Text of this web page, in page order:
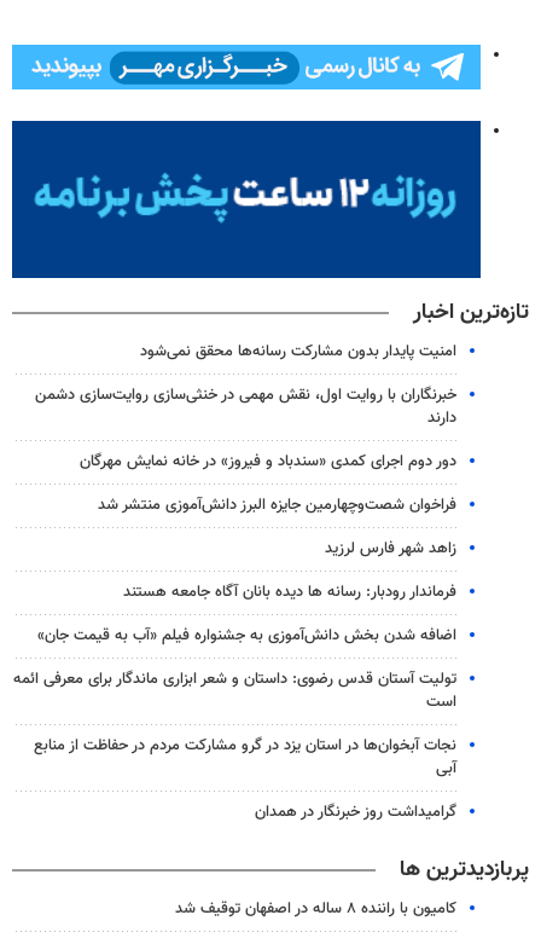
تازه‌ترین اخبار
امنیت پایدار بدون مشارکت رسانه‌ها محقق نمی‌شود
خبرنگاران با روایت اول، نقش مهمی در خنثی‌سازی روایت‌سازی دشمن
دارند
دور دوم اجرای کمدی «سندباد و فیروز» در خانه نمایش مهرگان
فراخوان شصت‌وچهارمین جایزه البرز دانش‌آموزی منتشر شد
زاهد شهر فارس لرزید
فرماندار رودبار: رسانه ها دیده بانان آگاه جامعه هستند
اضافه شدن بخش دانش‌آموزی به جشنواره فیلم «آب به قیمت جان»
تولیت آستان قدس رضوی: داستان و شعر ابزاری ماندگار برای معرفی ائمه
است
نجات آبخوان‌ها در استان یزد در گرو مشارکت مردم در حفاظت از منابع
آبی
گرامیداشت روز خبرنگار در همدان
پربازدیدترین ها
کامیون با راننده ۸ ساله در اصفهان توقیف شد